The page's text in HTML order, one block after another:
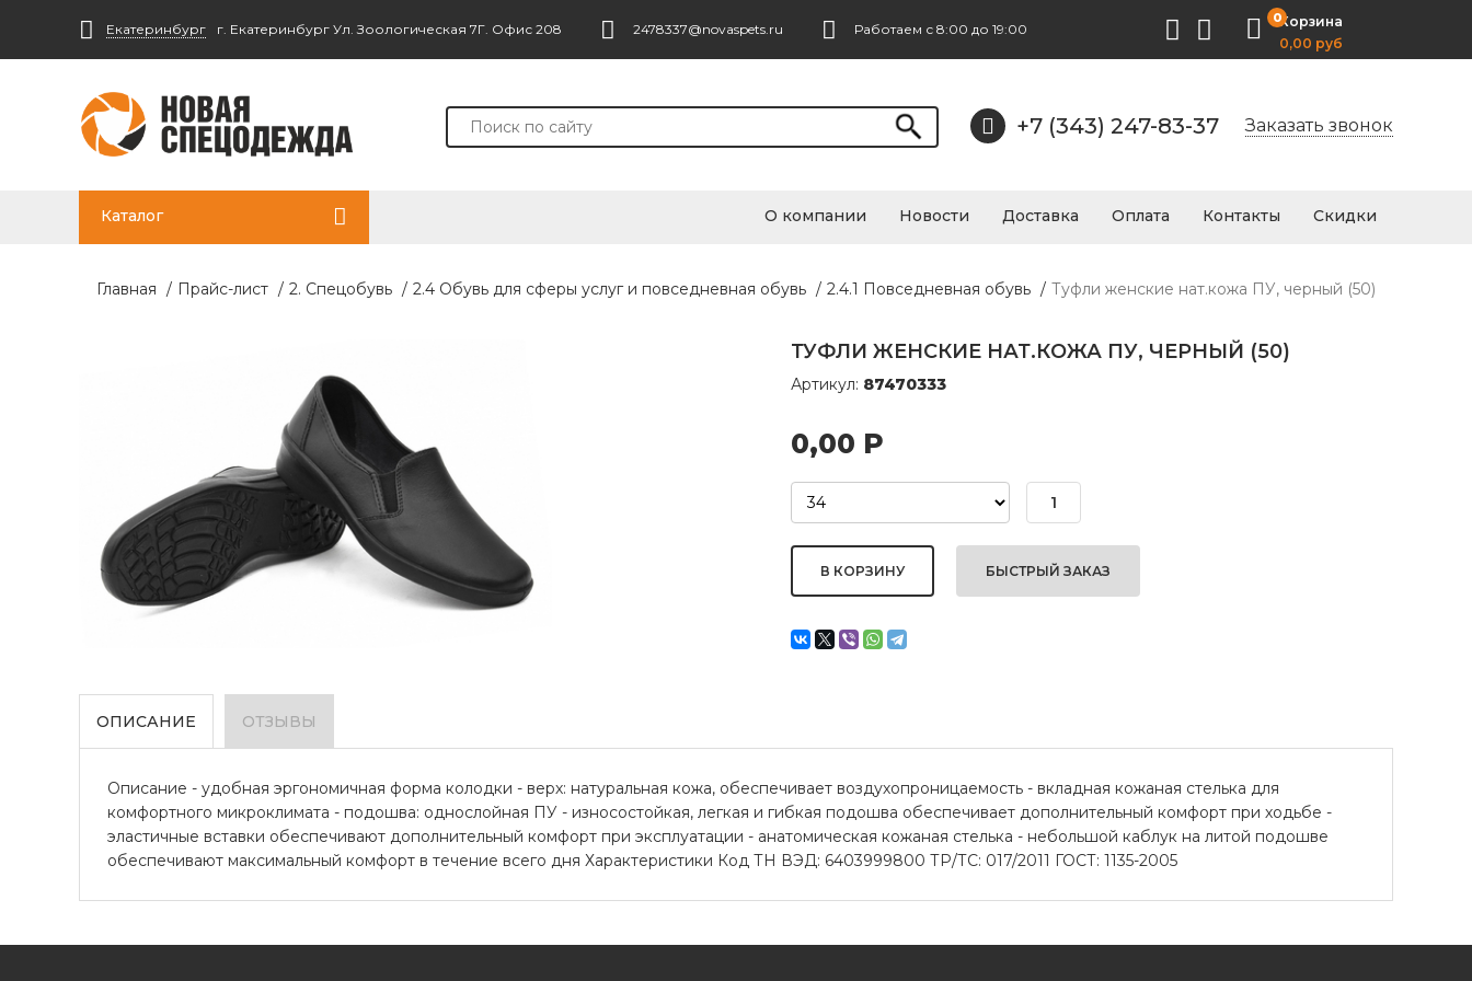
Екатеринбург г. Екатеринбург Ул. Зоологическая 7Г. Офис 208 2478337@novaspets.ru Работаем с 8:00 до 19:00
0Корзина
0,00 руб
+7 (343) 247-83-37 Заказать звонок
Каталог О компании Новости Доставка Оплата Контакты Скидки
Главная / Прайс-лист / 2. Спецобувь / 2.4 Обувь для сферы услуг и повседневная обувь / 2.4.1 Повседневная обувь / Туфли женские нат.кожа ПУ, черный (50)
ТУФЛИ ЖЕНСКИЕ НАТ.КОЖА ПУ, ЧЕРНЫЙ (50)
Артикул: 87470333
0,00 Р
БЫСТРЫЙ ЗАКАЗ
ОПИСАНИЕ ОТЗЫВЫ
Описание - удобная эргономичная форма колодки - верх: натуральная кожа, обеспечивает воздухопроницаемость - вкладная кожаная стелька для
комфортного микроклимата - подошва: однослойная ПУ - износостойкая, легкая и гибкая подошва обеспечивает дополнительный комфорт при ходьбе -
эластичные вставки обеспечивают дополнительный комфорт при эксплуатации - анатомическая кожаная стелька - небольшой каблук на литой подошве
обеспечивают максимальный комфорт в течение всего дня Характеристики Код ТН ВЭД: 6403999800 ТР/ТС: 017/2011 ГОСТ: 1135-2005